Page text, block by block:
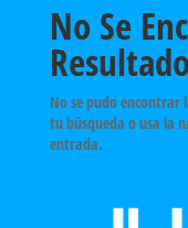
No Se
No se pudo encontrar
tu búsqueda o usa la
entrada.